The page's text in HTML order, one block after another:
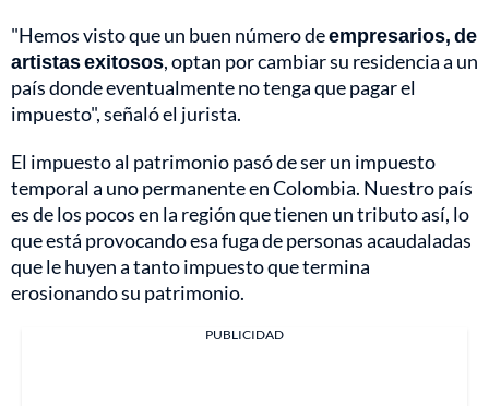
"Hemos visto que un buen número deempresarios, de
artistas exitosos, optan por cambiar su residencia a un
país donde eventualmente no tenga que pagar el
impuesto", señaló el jurista.
El impuesto al patrimonio pasó de ser un impuesto
temporal a uno permanente en Colombia. Nuestro país
es de los pocos en la región que tienen un tributo así, lo
que está provocando esa fuga de personas acaudaladas
que le huyen a tanto impuesto que termina
erosionando su patrimonio.
PUBLICIDAD